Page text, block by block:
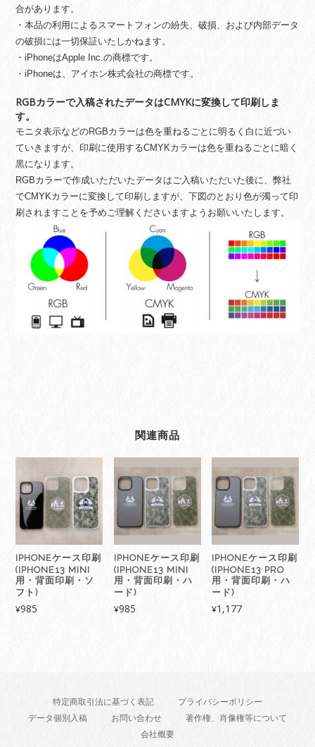
合があります。
・本品の利用によるスマートフォンの紛失、破損、および内部データ
の破損には一切保証いたしかねます。
・iPhoneはApple Inc.の商標です。
・iPhoneは、アイホン株式会社の商標です。
RGBカラーで入稿されたデータはCMYKに変換して印刷しま
す。
モニタ表示などのRGBカラーは色を重ねるごとに明るく白に近づい
ていきますが、印刷に使用するCMYKカラーは色を重ねるごとに暗く
黒になります。
RGBカラーで作成いただいたデータはご入稿いただいた後に、弊社
でCMYKカラーに変換して印刷しますが、下図のとおり色が濁って印
刷されますことを予めご理解くださいますようお願いいたします。
関連商品
IPHONEケース印刷
(IPHONE13 MINI
用・背面印刷・ソ
フト)
¥985
IPHONEケース印刷
(IPHONE13 MINI
用・背面印刷・ハ
ード)
¥985
IPHONEケース印刷
(IPHONE13 PRO
用・背面印刷・ハ
ード)
¥1,177
特定商取引法に基づく表記
プライバシーポリシー
データ個別入稿
お問い合わせ
著作権、肖像権等について
会社概要